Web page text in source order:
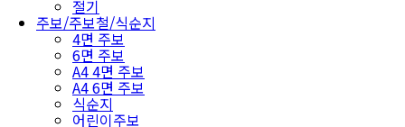
절기
주보/주보철/식순지
4면 주보
6면 주보
A4 4면 주보
A4 6면 주보
식순지
어린이주보